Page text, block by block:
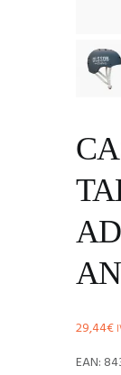
29,44€
EAN: